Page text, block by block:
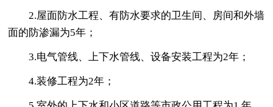
2.屋面防水工程、有防水要求的卫生间、房间和外墙
面的防渗漏为5年；
3.电气管线、上下水管线、设备安装工程为2年；
4.装修工程为2年；